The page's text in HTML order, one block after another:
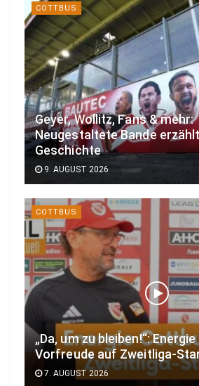
COTTBUS
Geyer, Wollitz, Fans & mehr:
Neugestaltete Bande
Geschichte
9. AUGUST 2026
COTTBUS
„Da, um zu bleiben!“:
Vorfreude auf Zweitliga-
7. AUGUST 2026